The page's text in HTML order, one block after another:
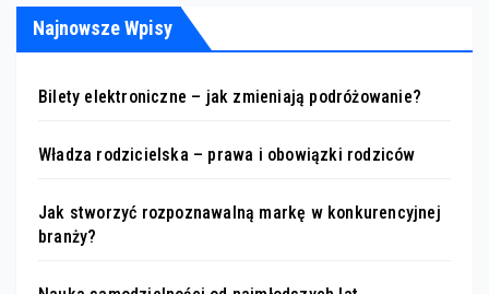
Najnowsze Wpisy
Bilety elektroniczne – jak zmieniają podróżowanie?
Władza rodzicielska – prawa i obowiązki rodziców
Jak stworzyć rozpoznawalną markę w konkurencyjnej
branży?